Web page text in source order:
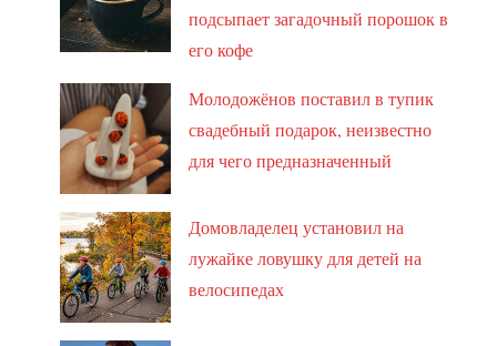
подсыпает загадочный порошок в
его кофе
Молодожёнов поставил в тупик
свадебный подарок, неизвестно
для чего предназначенный
Домовладелец установил на
лужайке ловушку для детей на
велосипедах